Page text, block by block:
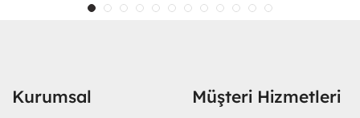
Kurumsal Müşteri Hizmetleri